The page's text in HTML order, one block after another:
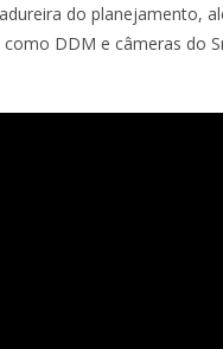
do planejamento,
DDM e câmeras do